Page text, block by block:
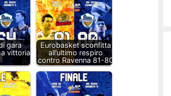
gara
vittoria
Eurobasket sconfitta
all’ultimo respiro
contro Ravenna 81-80